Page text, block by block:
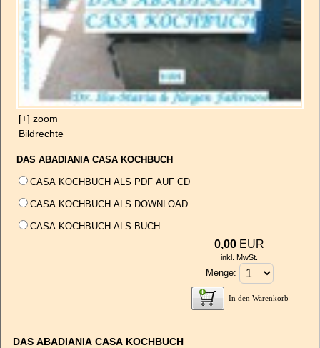
[+] zoom
Bildrechte
DAS ABADIANIA CASA KOCHBUCH
CASA KOCHBUCH ALS PDF AUF CD
CASA KOCHBUCH ALS DOWNLOAD
CASA KOCHBUCH ALS BUCH
0,00 EUR
inkl. MwSt.
Menge:
In den Warenkorb
DAS ABADIANIA CASA KOCHBUCH